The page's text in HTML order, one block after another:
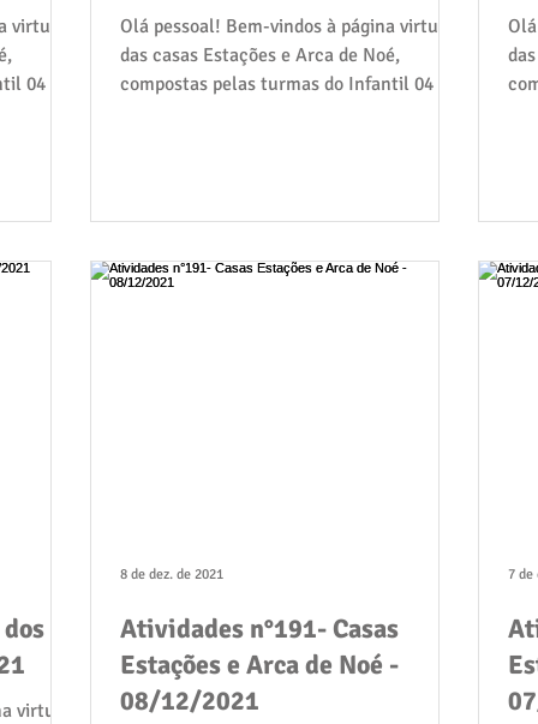
virtual
04 e
Olá pessoal! Bem-vindos à página virtual
das casas Estações e Arca de Noé,
compostas pelas turmas do Infantil 04 e
virtual
Atividades n°191- Casas
Estações e Arca de Noé -
08/12/2021
8 de dez. de 2021 7 de